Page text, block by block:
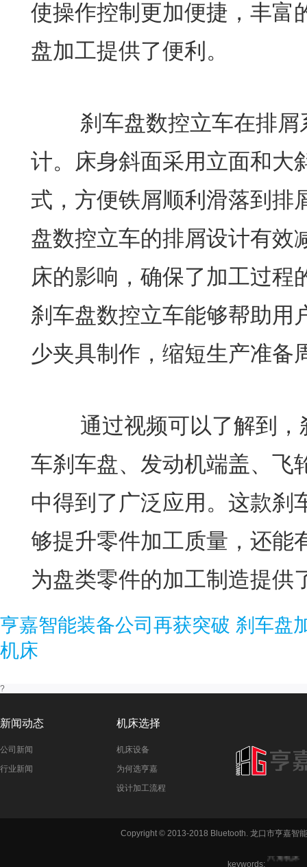
使操作控制更加便捷，丰富
盘加工提供了便利。
刹车盘数控立车在排屑
计。床身斜面采用立面和大
式，方便铁屑顺利滑落到排
盘数控立车的排屑设计有效
床的影响，确保了加工过程
刹车盘数控立车能够帮助用
少夹具制作，缩短生产准备
通过视频可以了解到，
车刹车盘、发动机端盖、飞
中得到了广泛应用。这款刹
够提升零件加工质量，还能
为盘类零件的加工制造提供
亨嘉智能装备公司再获突破 刹车盘
机床
?
新闻动态
公司新闻
行业新闻
机床选择
机床设备
为何选亨嘉
设计加工流程
Copyright © 2013-2018 Bluetooth. 龙口市亨嘉智
keywords: